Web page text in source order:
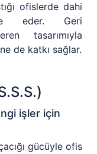
ofislerde dahi
eder. Geri
tasarımıyla
de katkı sağlar.
işler için
gücüyle ofis